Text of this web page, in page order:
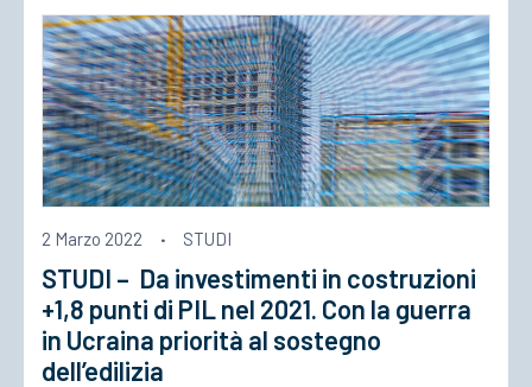
2 Marzo 2022 · STUDI
STUDI – Da investimenti in costruzioni
+1,8 punti di PIL nel 2021. Con la guerra
in Ucraina priorità al sostegno
dell’edilizia